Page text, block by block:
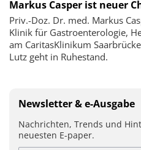
Markus Casper ist neuer
Priv.-Doz. Dr. med. Markus
Klinik für Gastroenterologie,
am CaritasKlinikum
Lutz geht in Ruhestand.
Newsletter & e-Ausgabe
Nachrichten, Trends und
neuesten E-paper.